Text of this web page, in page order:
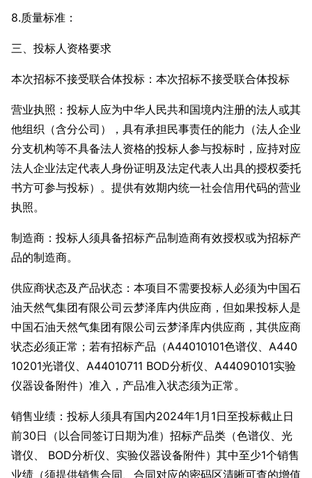
8.质量标准：
三、投标人资格要求
本次招标不接受联合体投标：本次招标不接受联合体投标
营业执照：投标人应为中华人民共和国境内注册的法人或其
他组织（含分公司），具有承担民事责任的能力（法人企业
分支机构等不具备法人资格的投标人参与投标时，应持对应
法人企业法定代表人身份证明及法定代表人出具的授权委托
书方可参与投标）。提供有效期内统一社会信用代码的营业
执照。
制造商：投标人须具备招标产品制造商有效授权或为招标产
品的制造商。
供应商状态及产品状态：本项目不需要投标人必须为中国石
油天然气集团有限公司云梦泽库内供应商，但如果投标人是
中国石油天然气集团有限公司云梦泽库内供应商，其供应商
状态必须正常；若有招标产品（A44010101色谱仪、A440
10201光谱仪、A44010711 BOD分析仪、A44090101实验
仪器设备附件）准入，产品准入状态须为正常。
销售业绩：投标人须具有国内2024年1月1日至投标截止日
前30日（以合同签订日期为准）招标产品类（色谱仪、光
谱仪、 BOD分析仪、实验仪器设备附件）其中至少1个销售
业绩（须提供销售合同、合同对应的密码区清晰可查的增值